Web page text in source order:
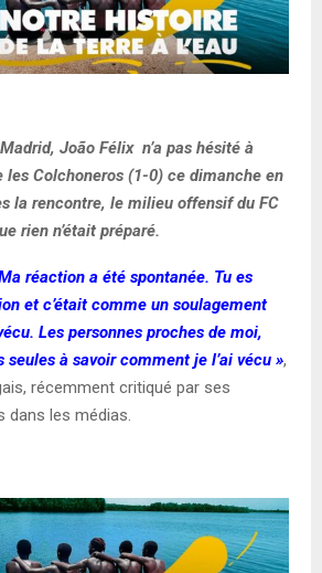
João Félix n’a pas hésité à
les Colchoneros (1-0) ce dimanche en
la rencontre, le milieu offensif du FC
rien n’était préparé.
réaction a été spontanée. Tu es
et c’était comme un soulagement
Les personnes proches de moi,
à savoir comment je l’ai vécu »,
récemment critiqué par ses
dans les médias.